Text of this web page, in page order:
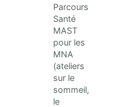
Parcours
Santé
MAST
pour les
MNA
(ateliers
sur le
sommeil,
le